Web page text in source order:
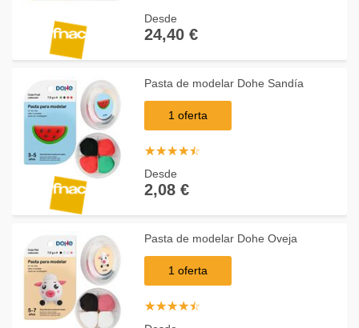
Desde
24,40 €
Pasta de modelar Dohe Sandía
1 oferta
☆☆☆☆☆
★★★★★
Desde
2,08 €
Pasta de modelar Dohe Oveja
1 oferta
☆☆☆☆☆
★★★★★